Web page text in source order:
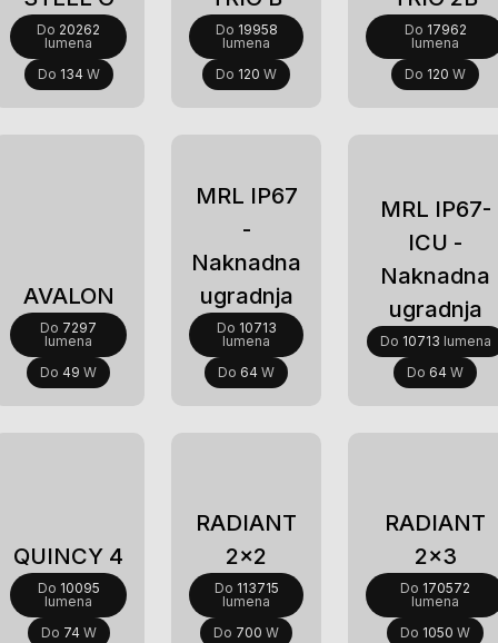
Do 20262
lumena
Do 134W
Do 19958
lumena
Do 120 W
Do 17962
lumena
Do 120 W
AVALON
Do 7297
lumena
Do 49 W
MRL IP67
-
Naknadna
ugradnja
Do 10713
lumena
Do 64 W
MRL IP67-
ICU -
Naknadna
ugradnja
Do 10713 lumena
Do 64 W
QUINCY 4
Do 10095
lumena
Do 74W
RADIANT
2x2
Do 113715
lumena
Do 700 W
RADIANT
2x3
Do 170572
lumena
Do 1050 W